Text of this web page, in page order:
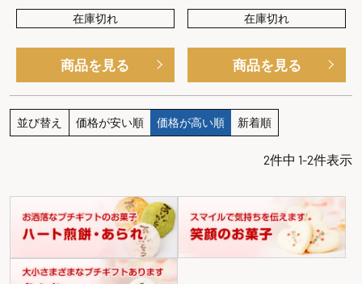
在庫切れ
商品を見る
在庫切れ
商品を見る
並び替え 価格が安い順 価格が高い順 新着順
2件中 1-2件表示